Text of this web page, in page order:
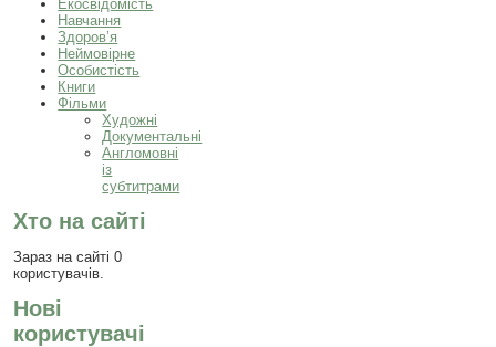
Екосвідомість
Навчання
Здоров’я
Неймовірне
Особистість
Книги
Фільми
Художні
Документальні
Англомовні
із
субтитрами
Хто на сайті
Зараз на сайті 0
користувачів.
Нові
користувачі